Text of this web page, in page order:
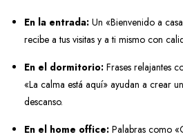
En la entrada: Un «Bienvenido a
recibe a tus visitas y a ti mismo con
En el dormitorio: Frases relajantes
«La calma está aquí» ayudan a crear
descanso.
En el home office: Palabras como